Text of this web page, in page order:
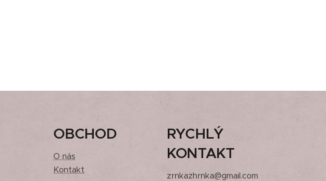
OBCHOD
O nás
Kontakt
RYCHLÝ
KONTAKT
zrnkazhrnka@gmail.com